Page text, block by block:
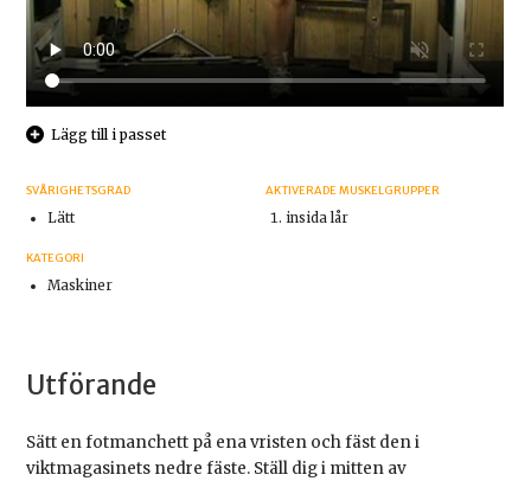
Lägg till i passet
SVÅRIGHETSGRAD
Lätt
KATEGORI
Maskiner
AKTIVERADE MUSKELGRUPPER
insida lår
Utförande
Sätt en fotmanchett på ena vristen och fäst den i
viktmagasinets nedre fäste. Ställ dig i mitten av